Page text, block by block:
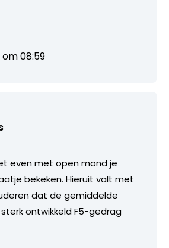
08:59
even met open mond je
bekeken. Hieruit valt met
dat de gemiddelde
ontwikkeld F5-gedrag